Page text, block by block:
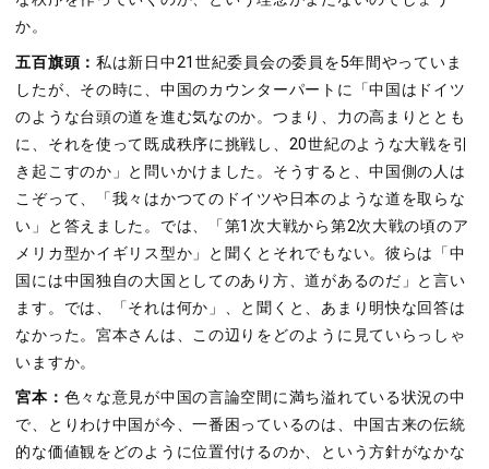
か。
五百旗頭： 私は新日中21世紀委員会の委員を5年間やっていま
したが、その時に、中国のカウンターパートに「中国はドイツ
のような台頭の道を進む気なのか。つまり、力の高まりととも
に、それを使って既成秩序に挑戦し、20世紀のような大戦を引
き起こすのか」と問いかけました。そうすると、中国側の人は
こぞって、「我々はかつてのドイツや日本のような道を取らな
い」と答えました。では、「第1次大戦から第2次大戦の頃のア
メリカ型かイギリス型か」と聞くとそれでもない。彼らは「中
国には中国独自の大国としてのあり方、道があるのだ」と言い
ます。では、「それは何か」、と聞くと、あまり明快な回答は
なかった。宮本さんは、この辺りをどのように見ていらっしゃ
いますか。
宮本： 色々な意見が中国の言論空間に満ち溢れている状況の中
で、とりわけ中国が今、一番困っているのは、中国古来の伝統
的な価値観をどのように位置付けるのか、という方針がなかな